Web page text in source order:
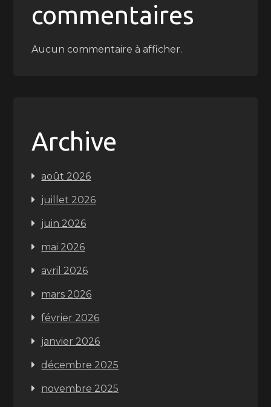
commentaires
Aucun commentaire à afficher.
Archive
août 2026
juillet 2026
juin 2026
mai 2026
avril 2026
mars 2026
février 2026
janvier 2026
décembre 2025
novembre 2025